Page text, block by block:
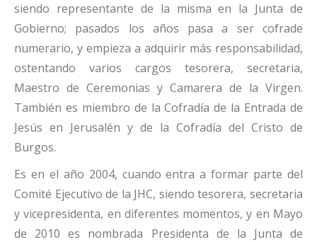
siendo representante de la misma en la Junta de
Gobierno; pasados los años pasa a ser cofrade
numerario, y empieza a adquirir más responsabilidad,
ostentando varios cargos tesorera, secretaria,
Maestro de Ceremonias y Camarera de la Virgen.
También es miembro de la Cofradía de la Entrada de
Jesús en Jerusalén y de la Cofradía del Cristo de
Burgos.
Es en el año 2004, cuando entra a formar parte del
Comité Ejecutivo de la JHC, siendo tesorera, secretaria
y vicepresidenta, en diferentes momentos, y en Mayo
de 2010 es nombrada Presidenta de la Junta de